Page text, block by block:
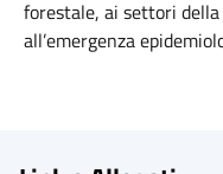
forestale, ai settori
all’emergenza